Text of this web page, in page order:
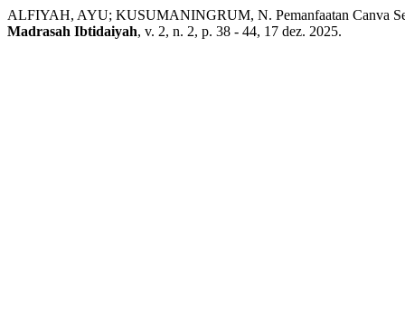
ALFIYAH, AYU; KUSUMANINGRUM, N. Pemanfaatan Canva
Madrasah Ibtidaiyah, v. 2, n. 2, p. 38 - 44, 17 dez. 2025.